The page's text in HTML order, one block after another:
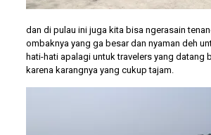
dan di pulau ini juga kita bisa ngerasain
ombaknya yang ga besar dan nyaman deh
hati-hati apalagi untuk travelers yang datang
karena karangnya yang cukup tajam.